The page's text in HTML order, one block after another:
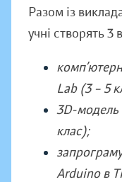
Разом із
учні створять 3
Lab (3 – 5
3D-модель
клас);
Arduino в